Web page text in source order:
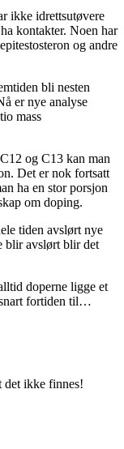
ikke idrettsutøvere
kontakter. Noen har
og andre
bli nesten
er nye analyse
mass
og C13 kan man
Det er nok fortsatt
ha en stor porsjon
om doping.
tiden avslørt nye
blir avslørt blir det
doperne ligge et
snart fortiden til…
det ikke finnes!